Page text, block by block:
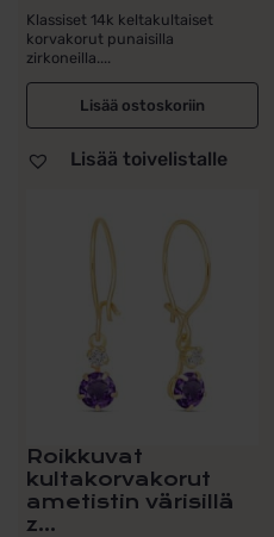
Klassiset 14k keltakultaiset
korvakorut punaisilla
zirkoneilla....
Lisää ostoskoriin
Lisää toivelistalle
Roikkuvat
kultakorvakorut
ametistin värisillä
z...